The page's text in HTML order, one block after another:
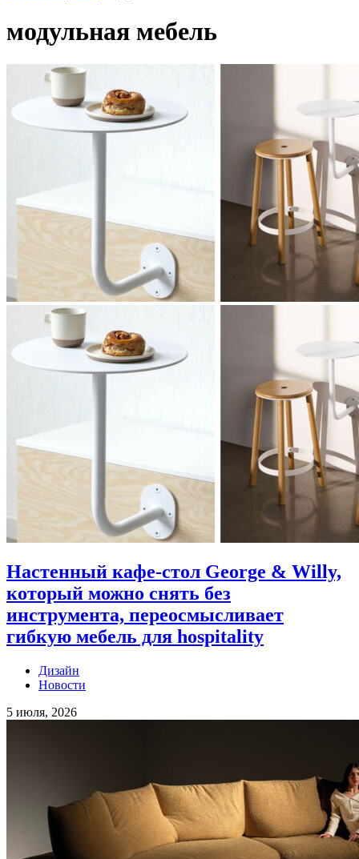
модульная мебель
Настенный кафе-стол George & Willy,
который можно снять без
инструмента, переосмысливает
гибкую мебель для hospitality
Дизайн
Новости
5 июля, 2026